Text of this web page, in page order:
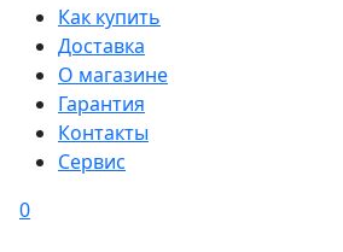
Как купить
Доставка
О магазине
Гарантия
Контакты
Сервис
0